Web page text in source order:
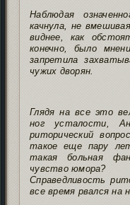
Наблюдая
качнула, не
виднее, как
конечно, было
запретила
чужих дворян.
Глядя на все это
ног усталости,
риторический
такое еще пару
такая больная
чувство юмора?
Справедливость
все время рвался на